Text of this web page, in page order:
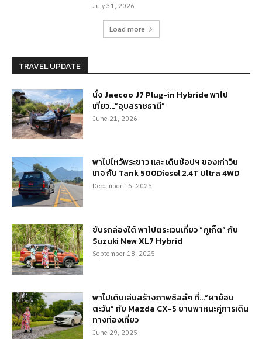
July 31, 2026
Load more
TRAVEL UPDATE
นั่ง Jaecoo J7 Plug-in Hybride พาไป
เที่ยว…”อุบลราชธานี”
June 21, 2026
พาไปไหว้พระขาว และ เดินช้อปฯ ของเก่าวิน
เทจ กับ Tank 500Diesel 2.4T Ultra 4WD
December 16, 2025
ขับรถล่องใต้ พาไปตระเวนเที่ยว “ภูเก็ต” กับ
Suzuki New XL7 Hybrid
September 18, 2025
พาไปเดินเล่นสร้างภาพชิลล์ๆ ที่…“ผาย้อน
ตะวัน” กับ Mazda CX-5 ยานพาหนะคู่การเดิน
ทางท่องเที่ยว
June 29, 2025